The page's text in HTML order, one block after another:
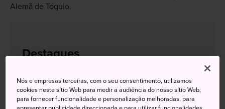
Alemã de Tóquio.
Destaques
Encontre a vida marítima no Kamogawa
Seaworld
Nós e empresas terceiras, com o seu consentimento, utilizamos
cookies neste sítio Web para medir a audiência do nosso sítio Web,
para fornecer funcionalidade e personalização melhoradas, para